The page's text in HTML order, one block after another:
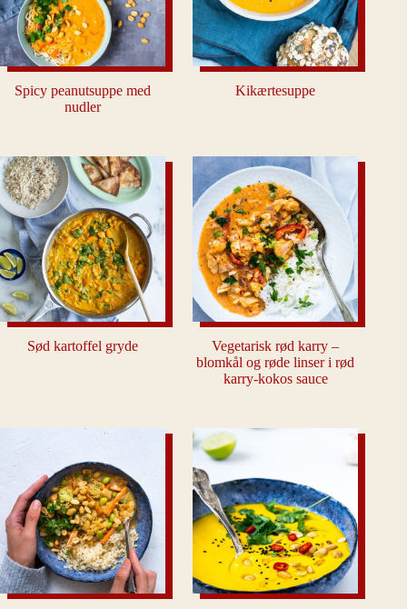
Spicy peanutsuppe med
nudler
Kikærtesuppe
Sød kartoffel gryde
Vegetarisk rød karry –
blomkål og røde linser i rød
karry-kokos sauce